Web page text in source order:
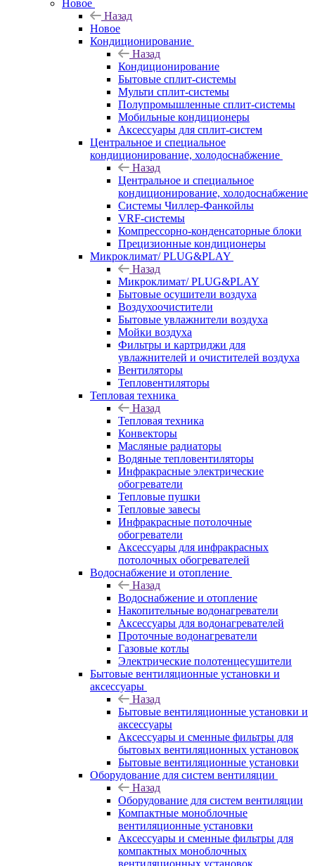
Новое
Назад
Новое
Кондиционирование
Назад
Кондиционирование
Бытовые сплит-системы
Мульти сплит-системы
Полупромышленные сплит-системы
Мобильные кондиционеры
Аксессуары для сплит-систем
Центральное и специальное
кондиционирование, холодоснабжение
Назад
Центральное и специальное
кондиционирование, холодоснабжение
Системы Чиллер-Фанкойлы
VRF-системы
Компрессорно-конденсаторные блоки
Прецизионные кондиционеры
Микроклимат/ PLUG&PLAY
Назад
Микроклимат/ PLUG&PLAY
Бытовые осушители воздуха
Воздухоочистители
Бытовые увлажнители воздуха
Мойки воздуха
Фильтры и картриджи для
увлажнителей и очистителей воздуха
Вентиляторы
Тепловентиляторы
Тепловая техника
Назад
Тепловая техника
Конвекторы
Масляные радиаторы
Водяные тепловентиляторы
Инфракрасные электрические
обогреватели
Тепловые пушки
Тепловые завесы
Инфракрасные потолочные
обогреватели
Аксессуары для инфракрасных
потолочных обогревателей
Водоснабжение и отопление
Назад
Водоснабжение и отопление
Накопительные водонагреватели
Аксессуары для водонагревателей
Проточные водонагреватели
Газовые котлы
Электрические полотенцесушители
Бытовые вентиляционные установки и
аксессуары
Назад
Бытовые вентиляционные установки и
аксессуары
Аксессуары и сменные фильтры для
бытовых вентиляционных установок
Бытовые вентиляционные установки
Оборудование для систем вентиляции
Назад
Оборудование для систем вентиляции
Компактные моноблочные
вентиляционные установки
Аксессуары и сменные фильтры для
компактных моноблочных
вентиляционных установок